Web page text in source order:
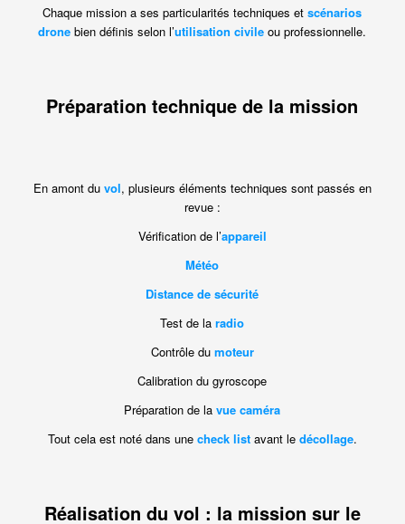
Chaque mission a ses particularités techniques etscénarios
drone bien définis selon l’utilisation civile ou professionnelle.
Préparation technique de la mission
En amont du vol, plusieurs éléments techniques sont passés en
revue :
Vérification de l’appareil
Météo
Distance de sécurité
Test de laradio
Contrôle du moteur
Calibration du gyroscope
Préparation de lavue caméra
Tout cela est noté dans une check listavant le décollage.
Réalisation du vol : la mission sur le